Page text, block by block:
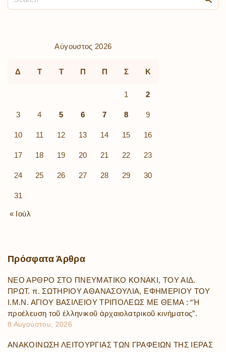
Αύγουστος 2026
Δ Τ Τ Π Π Σ Κ
1 2
3 4 5 6 7 8 9
10 11 12 13 14 15 16
17 18 19 20 21 22 23
24 25 26 27 28 29 30
31
« Ιούλ
Πρόσφατα Άρθρα
ΝΕΟ ΑΡΘΡΟ ΣΤΟ ΠΝΕΥΜΑΤΙΚΟ ΚΟΝΑΚΙ, ΤΟΥ ΑΙΔ.
ΠΡΩΤ. π. ΣΩΤΗΡΙΟΥ ΑΘΑΝΑΣΟΥΛΙΑ, ΕΦΗΜΕΡΙΟΥ ΤΟΥ
Ι.Μ.Ν. ΑΓΙΟΥ ΒΑΣΙΛΕΙΟΥ ΤΡΙΠΟΛΕΩΣ ΜΕ ΘΕΜΑ : “Ἡ
προέλευση τοῦ ἑλληνικοῦ ἀρχαιολατρικοῦ κινήματος”.
8 Αυγούστου, 2026
ΑΝΑΚΟΙΝΩΣΗ ΛΕΙΤΟΥΡΓΙΑΣ ΤΩΝ ΓΡΑΦΕΙΩΝ ΤΗΣ ΙΕΡΑΣ